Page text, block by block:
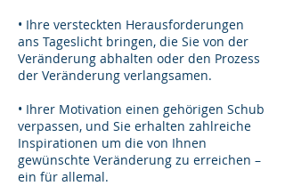
• Ihre versteckten Herausforderungen
ans Tageslicht bringen, die Sie von der
Veränderung abhalten oder den Prozess
der Veränderung verlangsamen.
• Ihrer Motivation einen gehörigen Schub
verpassen, und Sie erhalten zahlreiche
Inspirationen um die von Ihnen
gewünschte Veränderung zu erreichen –
ein für allemal.